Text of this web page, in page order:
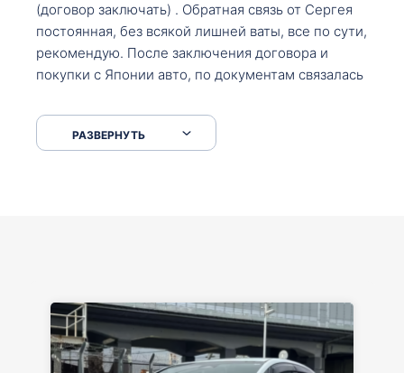
(договор заключать) . Обратная связь от Сергея
постоянная, без всякой лишней ваты, все по сути,
рекомендую. После заключения договора и
покупки с Японии авто, по документам связалась
что заполнить, куда зайти, образцы и т.д. После
приехал за авто. Меня тепло встретили Сергей с
РАЗВЕРНУТЬ